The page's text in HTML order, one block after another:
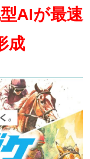
AIが最速
成